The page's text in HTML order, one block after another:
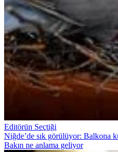
Editörün Seçtiği
Niğde’de sık görülüyor: Balkona
Bakın ne anlama geliyor